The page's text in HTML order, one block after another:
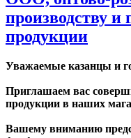
производству и
продукции
Уважаемые казанцы и
Приглашаем вас
продукции в наших
Вашему вниманию